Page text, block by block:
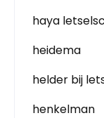
haya
heidema
helder bij
henkelman